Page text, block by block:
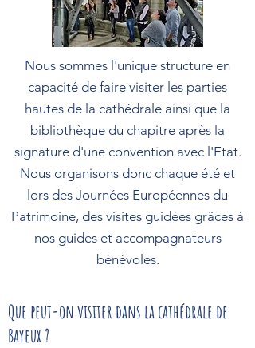
Nous sommes l'unique structure en
capacité de faire visiter les parties
hautes de la cathédrale ainsi que la
bibliothèque du chapitre après la
signature d'une convention avec l'Etat.
Nous organisons donc chaque été et
lors des Journées Européennes du
Patrimoine, des visites guidées grâces à
nos guides et accompagnateurs
bénévoles.
Que peut-on visiter dans la cathédrale de
Bayeux ?